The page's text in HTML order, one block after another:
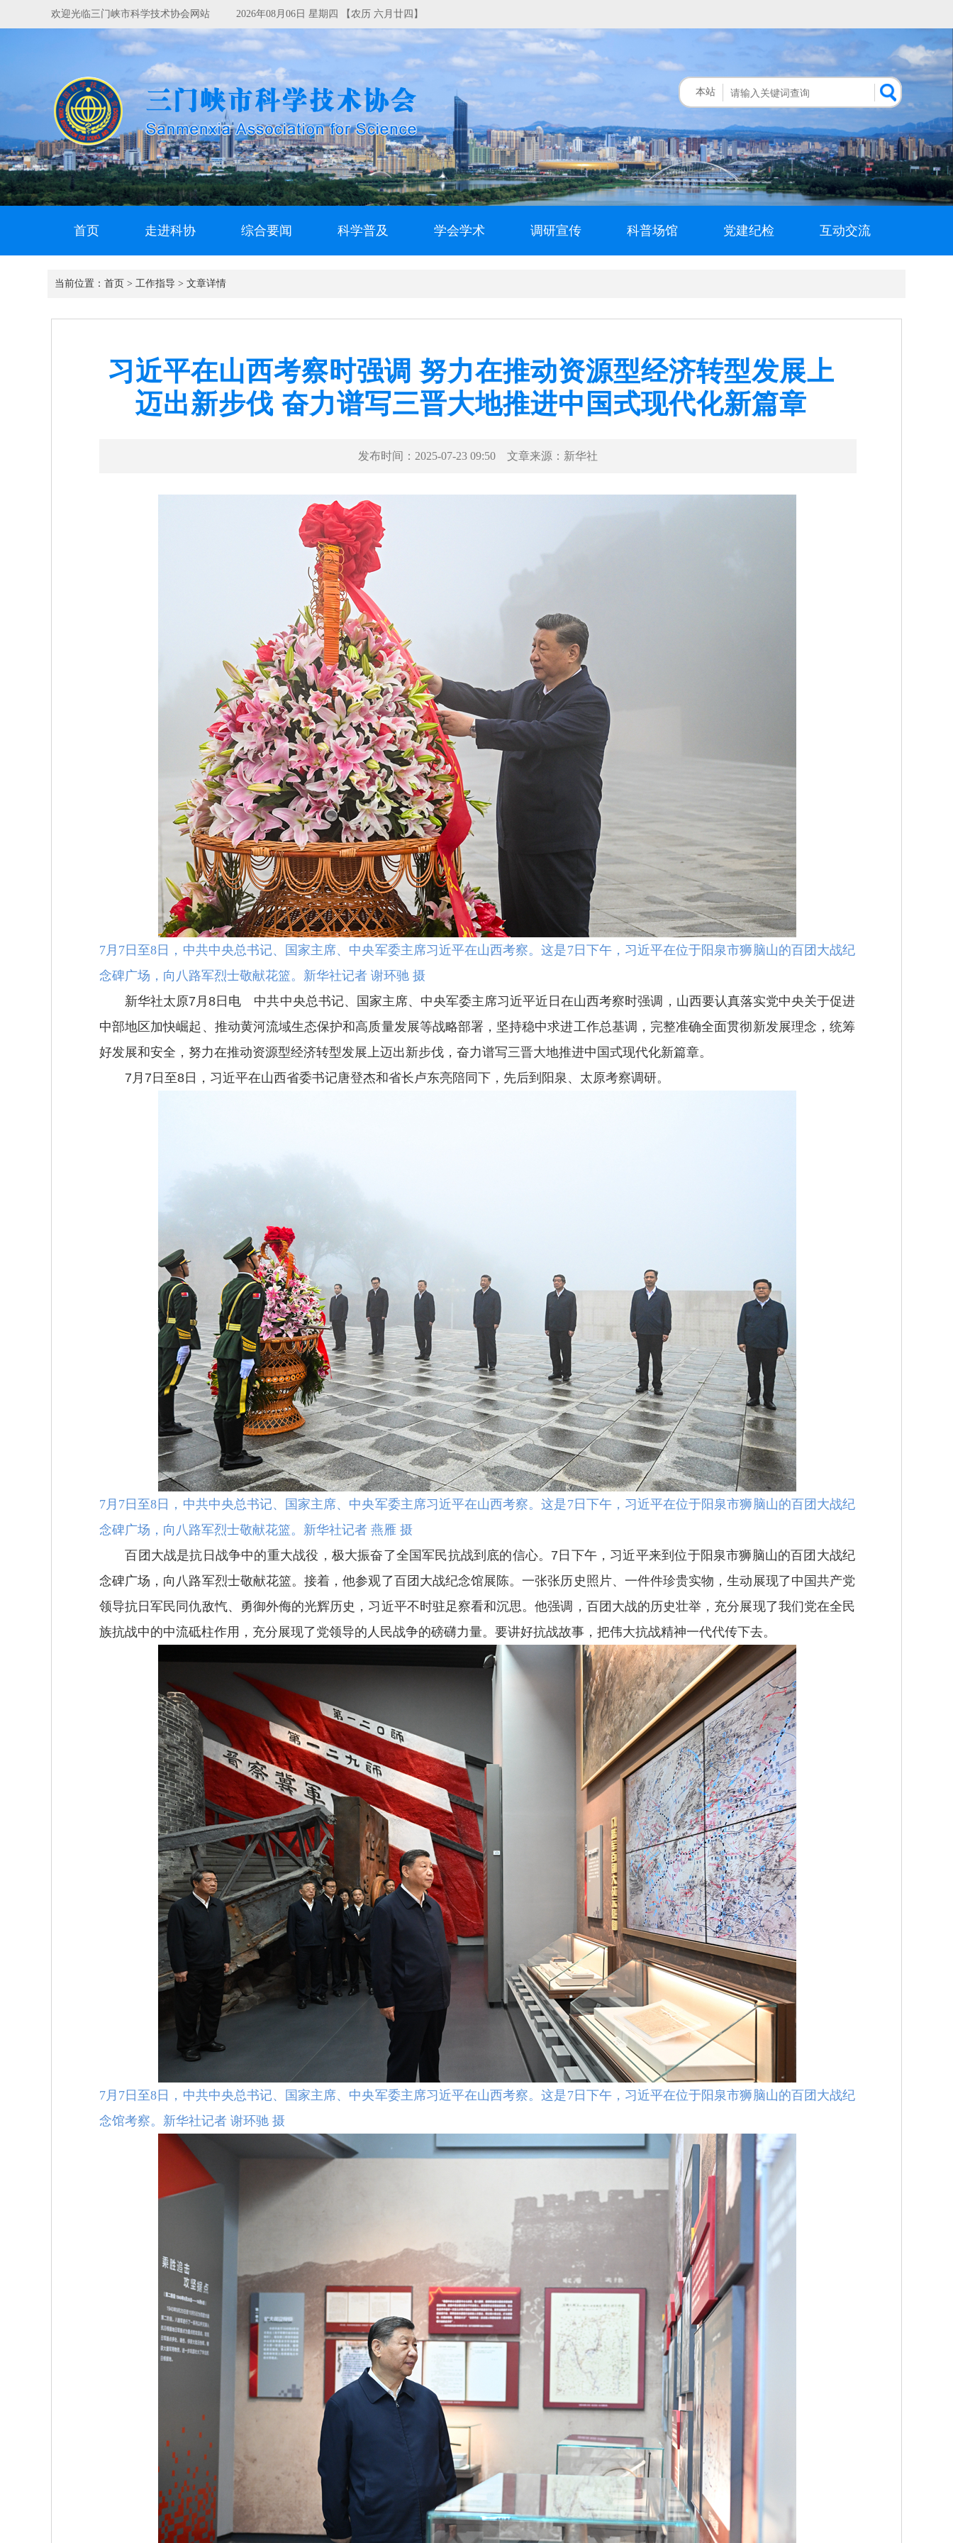
欢迎光临三门峡市科学技术协会网站 2026年08月06日 星期四 【农历 六月廿四】
本站
首页 走进科协 综合要闻 科学普及 学会学术 调研宣传 科普场馆 党建纪检 互动交流
当前位置： 首页 > 工作指导 > 文章详情
习近平在山西考察时强调 努力在推动资源型经济转型发展上
迈出新步伐 奋力谱写三晋大地推进中国式现代化新篇章
发布时间： 2025-07-23 09:50 文章来源： 新华社
7月7日至8日，中共中央总书记、国家主席、中央军委主席习近平在山西考察。这是7日下午，习近平在位于阳泉市狮脑山的百团大战纪
念碑广场，向八路军烈士敬献花篮。新华社记者 谢环驰 摄
新华社太原7月8日电 中共中央总书记、国家主席、中央军委主席习近平近日在山西考察时强调，山西要认真落实党中央关于促进
中部地区加快崛起、推动黄河流域生态保护和高质量发展等战略部署，坚持稳中求进工作总基调，完整准确全面贯彻新发展理念，统筹
好发展和安全，努力在推动资源型经济转型发展上迈出新步伐，奋力谱写三晋大地推进中国式现代化新篇章。
7月7日至8日，习近平在山西省委书记唐登杰和省长卢东亮陪同下，先后到阳泉、太原考察调研。
7月7日至8日，中共中央总书记、国家主席、中央军委主席习近平在山西考察。这是7日下午，习近平在位于阳泉市狮脑山的百团大战纪
念碑广场，向八路军烈士敬献花篮。新华社记者 燕雁 摄
百团大战是抗日战争中的重大战役，极大振奋了全国军民抗战到底的信心。7日下午，习近平来到位于阳泉市狮脑山的百团大战纪
念碑广场，向八路军烈士敬献花篮。接着，他参观了百团大战纪念馆展陈。一张张历史照片、一件件珍贵实物，生动展现了中国共产党
领导抗日军民同仇敌忾、勇御外侮的光辉历史，习近平不时驻足察看和沉思。他强调，百团大战的历史壮举，充分展现了我们党在全民
族抗战中的中流砥柱作用，充分展现了党领导的人民战争的磅礴力量。要讲好抗战故事，把伟大抗战精神一代代传下去。
7月7日至8日，中共中央总书记、国家主席、中央军委主席习近平在山西考察。这是7日下午，习近平在位于阳泉市狮脑山的百团大战纪
念馆考察。新华社记者 谢环驰 摄